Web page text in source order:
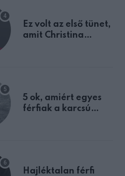
Ez volt az első tünet,
amit Christina
5 ok, amiért egyes
férfiak a karcsú
Hajléktalan férfi